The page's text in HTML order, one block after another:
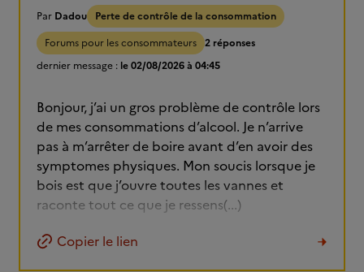
Par Dadou
Perte de contrôle de la consommation
Forums pour les consommateurs 2 réponses
dernier message : le 02/08/2026 à 04:45
Bonjour, j’ai un gros problème de contrôle lors
de mes consommations d’alcool. Je n’arrive
pas à m’arrêter de boire avant d’en avoir des
symptomes physiques. Mon soucis lorsque je
bois est que j’ouvre toutes les vannes et
raconte tout ce que je ressens(...)
Copier le lien